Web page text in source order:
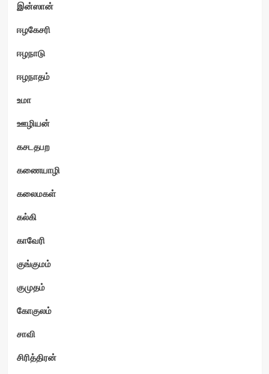
இன்ஸான்
ஈழகேசரி
ஈழநாடு
ஈழநாதம்
உமா
ஊழியன்
கசடதபற
கணையாழி
கலைமகள்
கல்கி
காவேரி
குங்குமம்
குமுதம்
கோகுலம்
சாவி
சிரித்திரன்